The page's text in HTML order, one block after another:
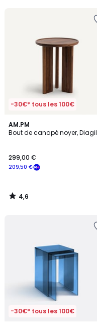
€.
-30€* tous les 100€
AM.PM
Bout de canapé noyer, Diagil
209,50 €
299,00 €
4,6
/ 5
4,6
/
-30€* tous les 100€